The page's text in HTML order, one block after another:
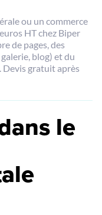
ou un commerce
HT chez Biper
de pages, des
blog) et du
gratuit après
le